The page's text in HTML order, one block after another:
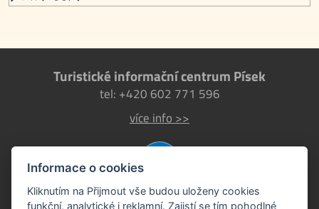
Turistické informační centrum Písek
tel: +420 602 771 596
více info >>
Informace o cookies
Kliknutím na Přijmout vše budou uloženy cookies
funkční, analytické i reklamní. Zajistí se tím pohodlné